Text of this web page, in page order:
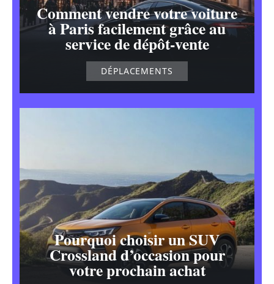
Comment vendre votre voiture
à Paris facilement grâce au
service de dépôt-vente
DÉPLACEMENTS
Pourquoi choisir un SUV
Crossland d’occasion pour
votre prochain achat